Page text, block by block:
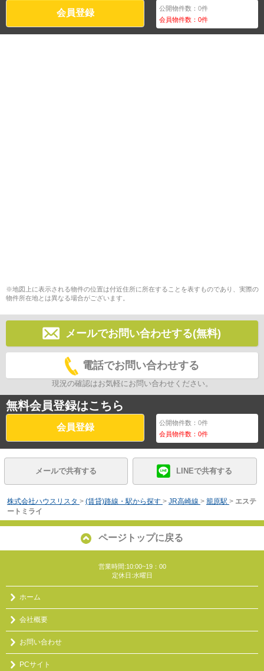
会員登録 公開物件数：0件
会員物件数：0件
※地図上に表示される物件の位置は付近住所に所在することを表すものであり、実際の
物件所在地とは異なる場合がございます。
メールでお問い合わせする(無料)
電話でお問い合わせする
現況の確認はお気軽にお問い合わせください。
無料会員登録はこちら
会員登録 公開物件数：0件
会員物件数：0件
メールで共有する LINEで共有する
株式会社ハウスリスタ > (賃貸)路線・駅から探す > JR高崎線 > 籠原駅 > エステ
ートミライ
ページトップに戻る
営業時間:10:00~19：00
定休日:水曜日
ホーム
会社概要
お問い合わせ
PCサイト